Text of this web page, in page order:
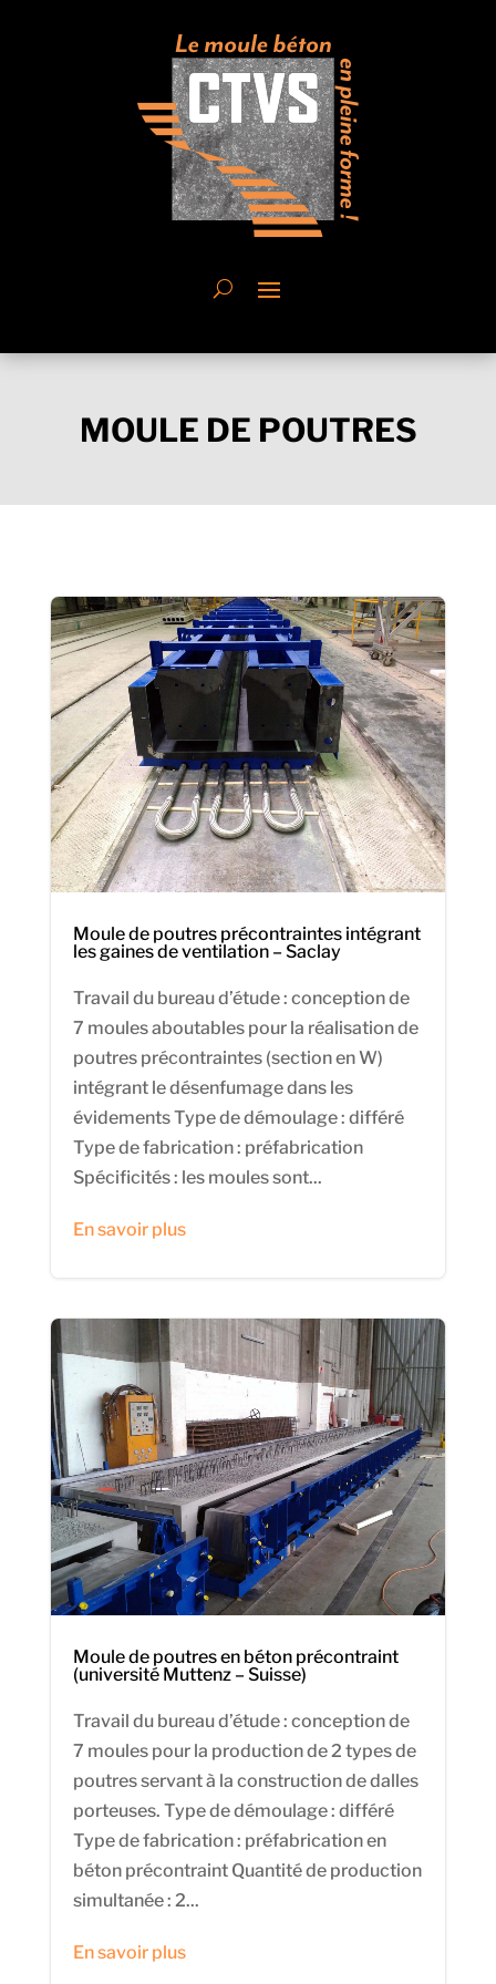
MOULE DE POUTRES
Moule de poutres précontraintes intégrant
les gaines de ventilation – Saclay
Travail du bureau d’étude : conception de
7 moules aboutables pour la réalisation de
poutres précontraintes (section en W)
intégrant le désenfumage dans les
évidements Type de démoulage : différé
Type de fabrication : préfabrication
Spécificités : les moules sont...
En savoir plus
Moule de poutres en béton précontraint
(université Muttenz – Suisse)
Travail du bureau d’étude : conception de
7 moules pour la production de 2 types de
poutres servant à la construction de dalles
porteuses. Type de démoulage : différé
Type de fabrication : préfabrication en
béton précontraint Quantité de production
simultanée : 2...
En savoir plus